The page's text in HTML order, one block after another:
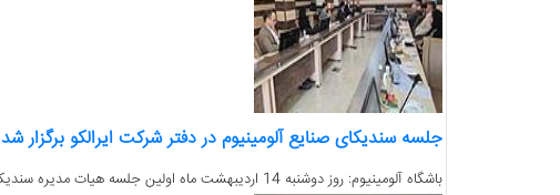
جلسه سندیکای صنایع آلومینیوم در دفتر شرکت ایرالکو برگزار شد
باشگاه آلومینیوم: روز دوشنبه 14 اردیبهشت ماه اولین جلسه هیات مدیره سندیکای صنایع آلومینیوم در دفتر شرکت آلومینیوم ایران برگزار شد....